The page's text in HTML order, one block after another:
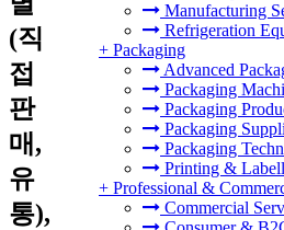
Manufacturing
Refrigeration
+ Packaging
Advanced
Packaging
Packaging
Packaging
Packaging
Printing &
+ Professional &
Commercial
(직
접
판
매,
유
통),